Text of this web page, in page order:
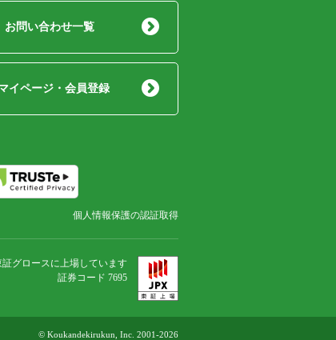
お問い合わせ一覧
イページ・会員登録
個人情報保護の認証取得
証グロースに上場しています
証券コード 7695
© Koukandekirukun, Inc. 2001-2026